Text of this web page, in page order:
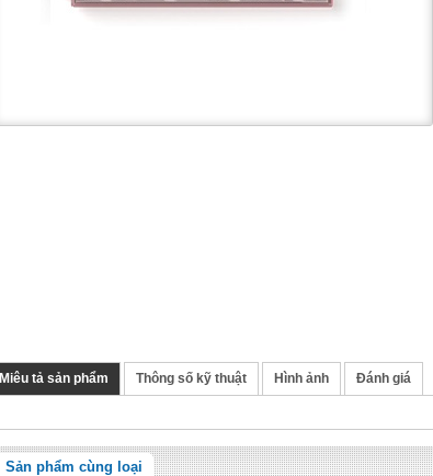
Miêu tả sản phẩm Thông số kỹ thuật Hình ảnh Đánh giá
Sản phẩm cùng loại